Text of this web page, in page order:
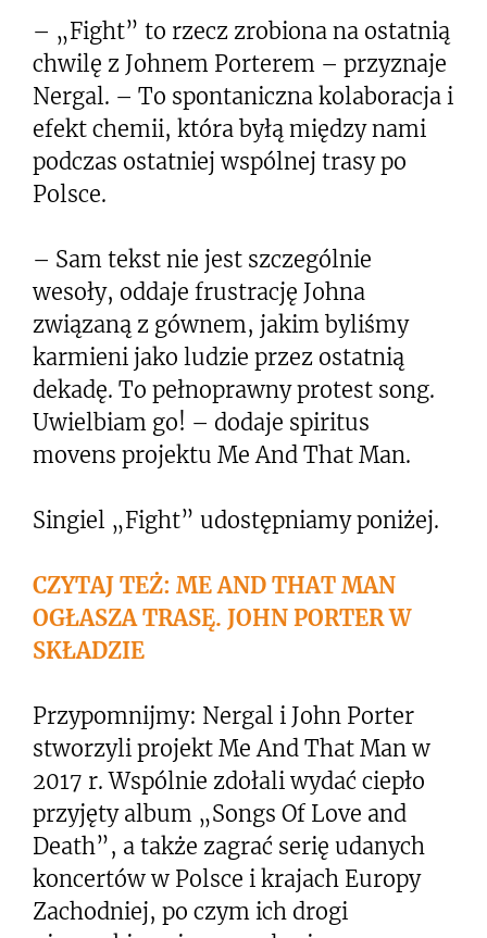
– „Fight” to rzecz zrobiona na ostatnią
chwilę z Johnem Porterem – przyznaje
Nergal. – To spontaniczna kolaboracja i
efekt chemii, która byłą między nami
podczas ostatniej wspólnej trasy po
Polsce.
– Sam tekst nie jest szczególnie
wesoły, oddaje frustrację Johna
związaną z gównem, jakim byliśmy
karmieni jako ludzie przez ostatnią
dekadę. To pełnoprawny protest song.
Uwielbiam go! – dodaje spiritus
movens projektu Me And That Man.
Singiel „Fight” udostępniamy poniżej.
CZYTAJ TEŻ: ME AND THAT MAN
OGŁASZA TRASĘ. JOHN PORTER W
SKŁADZIE
Przypomnijmy: Nergal i John Porter
stworzyli projekt Me And That Man w
2017 r. Wspólnie zdołali wydać ciepło
przyjęty album „Songs Of Love and
Death”, a także zagrać serię udanych
koncertów w Polsce i krajach Europy
Zachodniej, po czym ich drogi